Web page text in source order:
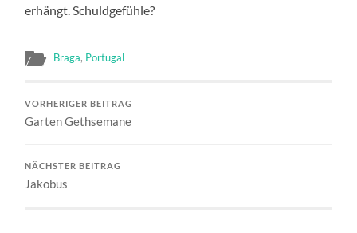
erhängt. Schuldgefühle?
Braga, Portugal
VORHERIGER BEITRAG
Garten Gethsemane
NÄCHSTER BEITRAG
Jakobus